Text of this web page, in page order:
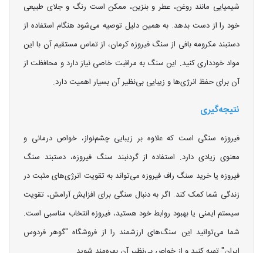
شیمیایی مانند روغن، عطر و بنزین، ممکن است رنگ و جلای طبیعی
خود را از دست بدهد. به همین دلیل توصیه می‌شود هنگام استفاده از
دستبند مکرومه بافی از سنگ فیروزه کرمان، از تماس مستقیم آن با این
مواد خودداری کنید. این سنگ به مراقبت خاصی نیاز دارد و محافظت از
آن برای حفظ انرژی‌ها و زیبایی بی‌نظیر آن بسیار اهمیت دارد.
نتیجه‌گیری
فیروزه سنگی است که علاوه بر زیبایی چشم‌نواز، خواص درمانی و
معنوی زیادی دارد. استفاده از گردنبند سنگ فیروزه، دستبند سنگ
فیروزه یا خرید سنگ راف فیروزه می‌تواند به تقویت انرژی‌های مثبت در
زندگی شما کمک کند. اگر به دنبال سنگی برای افزایش آرامش، تقویت
سیستم ایمنی یا بهبود روابط خود هستید، فیروزه انتخاب مناسبی است.
شما می‌توانید این سنگ‌های ارزشمند را از فروشگاه "گوهر فردوس